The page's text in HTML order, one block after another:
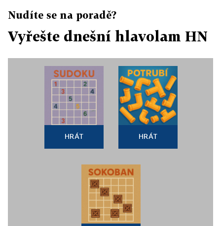
Nudíte se na poradě?
Vyřešte dnešní hlavolam HN
HRÁT HRÁT